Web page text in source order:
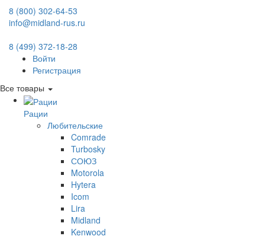
8 (800) 302-64-53
info@midland-rus.ru
8 (499) 372-18-28
Войти
Регистрация
Все товары
Рации
Любительские
Comrade
Turbosky
СОЮЗ
Motorola
Hytera
Icom
Lira
Midland
Kenwood